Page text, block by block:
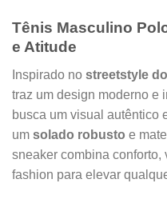
Tênis Masculino
e Atitude
Inspirado no streetstyle
traz um design moderno e
busca um visual autêntico
um solado robusto e
sneaker combina conforto,
fashion para elevar